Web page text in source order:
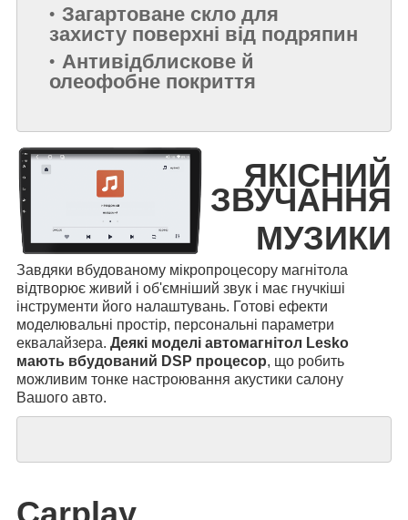
Загартоване скло для
захисту поверхні від подряпин
Антивідблискове й
олеофобне покриття
ЯКІСНИЙ
ЗВУЧАННЯ
МУЗИКИ
Завдяки вбудованому мікропроцесору магнітола
відтворює живий і об'ємніший звук і має гнучкіші
інструменти його налаштувань. Готові ефекти
моделювальні простір, персональні параметри
еквалайзера. Деякі моделі автомагнітол Lesko
мають вбудований DSP процесор, що робить
можливим тонке настроювання акустики салону
Вашого авто.